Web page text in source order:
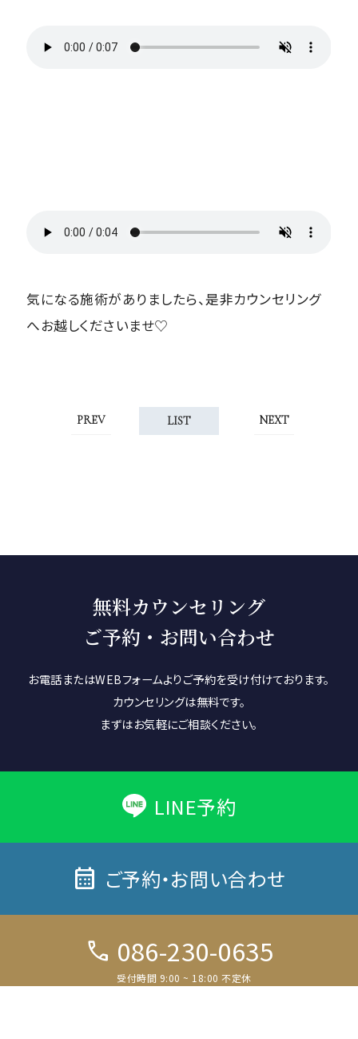
気になる施術がありましたら、是非カウンセリング
へお越しくださいませ♡
PREV LIST NEXT
無料カウンセリング
ご予約・お問い合わせ
お電話またはWEBフォームよりご予約を受け付けております。
カウンセリングは無料です。
まずはお気軽にご相談ください。
LINE予約
calendar_month ご予約・お問い合わせ
call 086-230-0635
受付時間 9:00 ~ 18:00 不定休